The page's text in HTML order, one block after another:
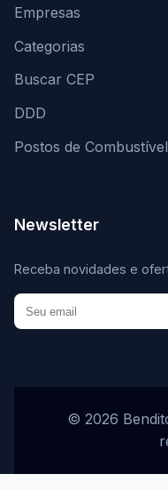
Empresas
Categorias
Buscar CEP
DDD
Postos de Combustível
Newsletter
Receba novidades e
© 2026